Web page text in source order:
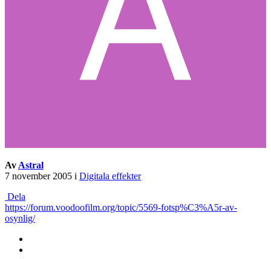
AvAstral
7 november 2005 i Digitala effekter
Dela
https://forum.voodoofilm.org/topic/5569-fotsp%C3%A5r-av-
osynlig/